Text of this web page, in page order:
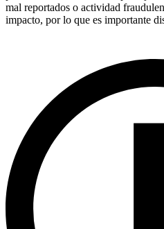
mal reportados o actividad
impacto, por lo que es importante